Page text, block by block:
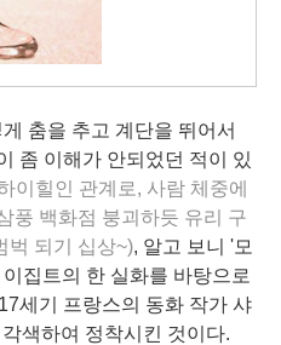
춤을 추고 계단을 뛰어서
좀 이해가 안되었던 적이 있
이힐인 관계로, 사람 체중에
풍 백화점 붕괴하듯 유리 구
벅 되기 십상~), 알고 보니 '모
집트의 한 실화를 바탕으로
세기 프랑스의 동화 작가 샤
각색하여 정착시킨 것이다.